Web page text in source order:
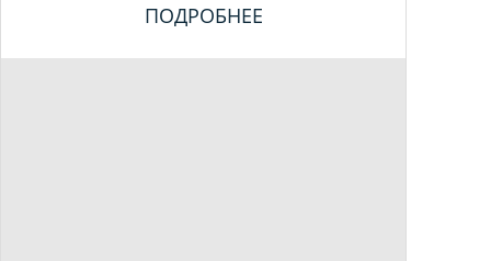
ПОДРОБНЕЕ